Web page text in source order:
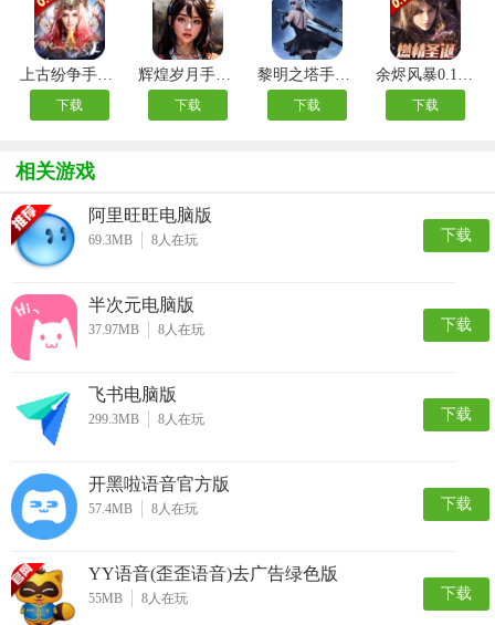
上古纷争手游官方版
下载 下载
黎明之塔手游官方版
下载 下载
相关游戏
阿里旺旺电脑版
69.3MB 8 人在玩 下载
半次元电脑版
37.97MB 8 人在玩 下载
飞书电脑版
299.3MB 8 人在玩 下载
开黑啦语音官方版
57.4MB 8 人在玩 下载
YY语音(歪歪语音)去广告绿色版
55MB 8 人在玩 下载